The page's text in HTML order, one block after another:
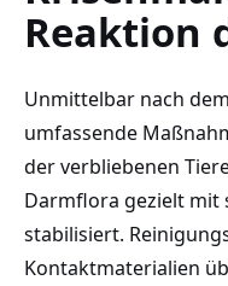
Reaktion
Unmittelbar nach
umfassende
der verbliebenen
Darmflora gezielt mit
stabilisiert.
Kontaktmaterialien